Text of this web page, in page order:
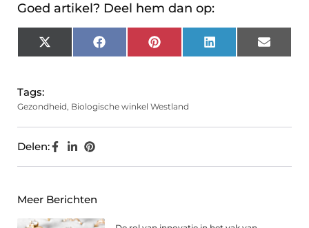
Goed artikel? Deel hem dan op:
X
(Twitter)
FacebookPinterest LinkedIn Email
Tags:
Gezondheid, Biologische winkel Westland
Delen:
Meer Berichten